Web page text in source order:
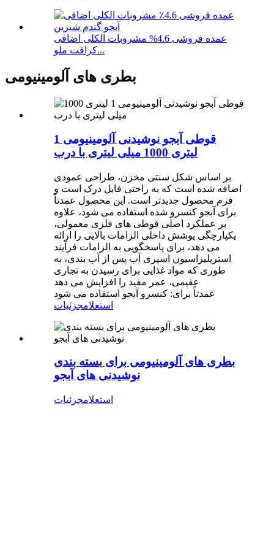
عمده فروشی 4.6% مشروبات الکلی اضافی
کرافت ملو...
بطری های آلومینیومی
قوطی آبجو نوشیدنی آلومینیومی 1
لیتری 1000 میلی لیتری با درب
بر اساس شکل سنتی مخزن، طراحی عمودی
اضافه شده است که به راحتی قابل درک است و
فرم محصول جدیدتر است. این محصول عمدتاً
برای آبجو کنسرو شده استفاده می شود، علاوه
بر عملکرد اصلی قوطی های فلزی معمولی،
یکپارچگی پوشش داخلی الزامات بالایی را ارائه
می دهد، برای پاسخگویی به الزامات فرآیند
استریلیزاسیون اسپری آب پس از آب بندی، به
طوری که مواد غذایی برای رسیدن به تجاری
عقیمی، عمر مفید را افزایش می دهد
عمدتاً برای: کنسرو آبجو استفاده می شود
استعلامجزئیات
بطری های آلومینیومی برای بسته بندی
نوشیدنی های آبجو
استعلامجزئیات